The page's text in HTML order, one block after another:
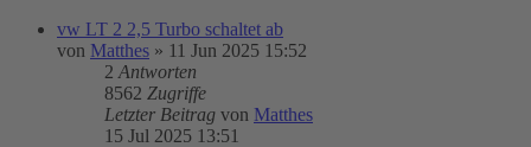
vw LT 2 2,5 Turbo schaltet ab
von Matthes » 11 Jun 2025 15:52
2 Antworten
8562 Zugriffe
Letzter Beitrag von Matthes
15 Jul 2025 13:51